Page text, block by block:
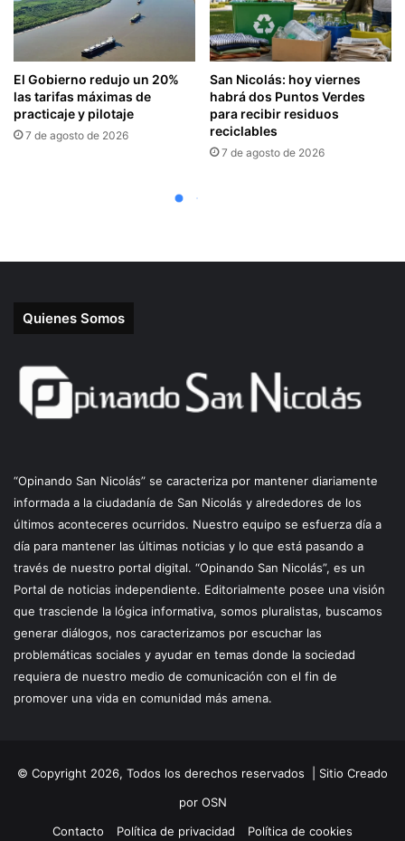
Quienes Somos
“Opinando San Nicolás” se caracteriza por mantener diariamente
informada a la ciudadanía de San Nicolás y alrededores de los
últimos aconteceres ocurridos. Nuestro equipo se esfuerza día a
día para mantener las últimas noticias y lo que está pasando a
través de nuestro portal digital. “Opinando San Nicolás”, es un
Portal de noticias independiente. Editorialmente posee una visión
que trasciende la lógica informativa, somos pluralistas, buscamos
generar diálogos, nos caracterizamos por escuchar las
problemáticas sociales y ayudar en temas donde la sociedad
requiera de nuestro medio de comunicación con el fin de
promover una vida en comunidad más amena.
© Copyright 2026, Todos los derechos reservados | Sitio Creado
por OSN
Contacto
Política de privacidad Política de cookies